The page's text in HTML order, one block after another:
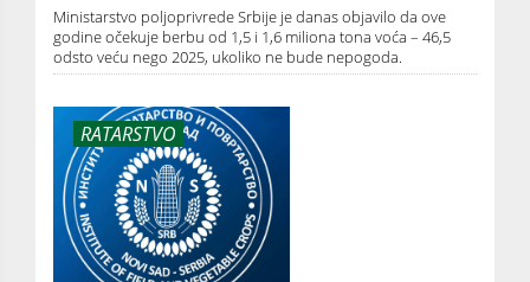
Ministarstvo poljoprivrede Srbije je danas objavilo da ove
godine očekuje berbu od 1,5 i 1,6 miliona tona voća – 46,5
odsto veću nego 2025, ukoliko ne bude nepogoda.
RATARSTVO